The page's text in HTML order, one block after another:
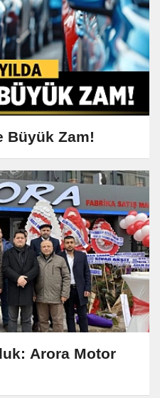
Büyük Zam!
Arora Motor